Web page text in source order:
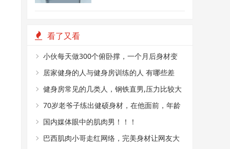
看了又看
小伙每天做300个俯卧撑，一个月后身材变
成这样？
居家健身的人与健身房训练的人 有哪些差
距？
健身房常见的几类人，钢铁直男,压力比较大
的中年人等
70岁老爷子练出健硕身材，在他面前，年龄
真的只是数字
国内媒体眼中的肌肉男！！！
巴西肌肉小哥走红网络，完美身材让网友大